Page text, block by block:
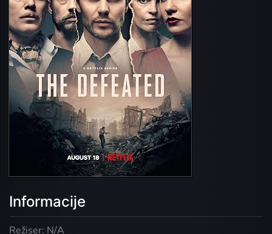
Informacije
Režiser: N/A